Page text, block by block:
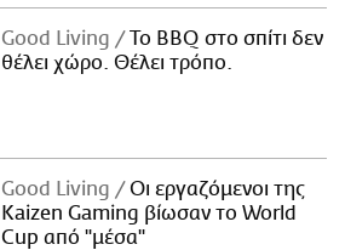
Good Living
Το BBQ στο σπίτι δεν
θέλει χώρο. Θέλει τρόπο.
Good Living
Οι εργαζόμενοι της
Kaizen Gaming βίωσαν το World
Cup από "μέσα"